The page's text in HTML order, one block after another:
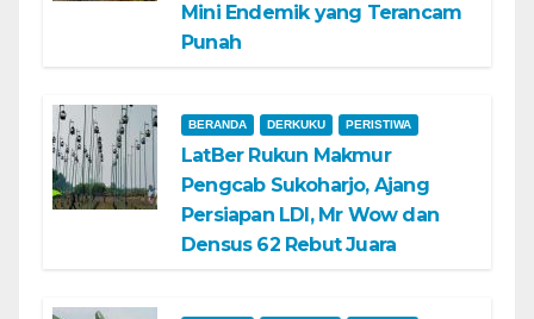
Mini Endemik yang Terancam
Punah
BERANDA DERKUKU PERISTIWA
LatBer Rukun Makmur
Pengcab Sukoharjo, Ajang
Persiapan LDI, Mr Wow dan
Densus 62 Rebut Juara